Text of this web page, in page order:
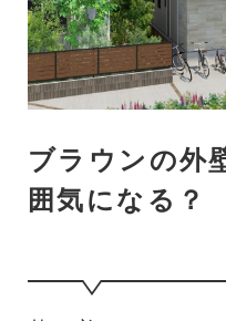
ブラウンの外
囲気になる？